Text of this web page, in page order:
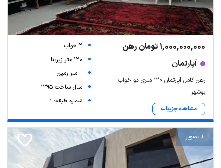
1,000,000,000 تومان رهن
آپارتمان
رهن کامل آپارتمان ۱۲۰ متری دو خواب
بوشهر
مشاهده جزییات
2 خواب
120 متر زیربنا
-- متر زمین
سال ساخت 1395
شماره طبقه: 1
1 تصویر